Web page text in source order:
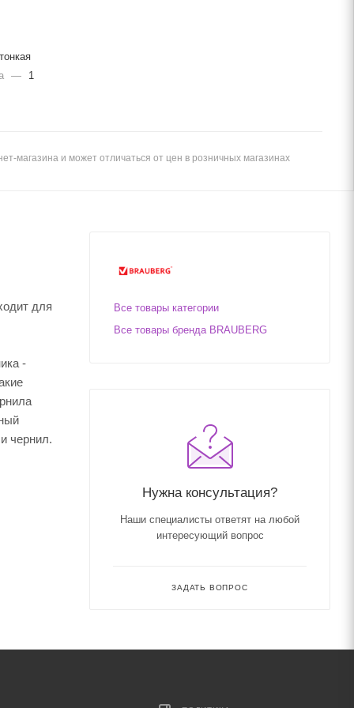
— 1
магазина и может отличаться от цен в розничных магазинах
для
-
чернил.
Все товары категории
Все товары бренда BRAUBERG
Нужна консультация?
Наши специалисты ответят на любой
интересующий вопрос
ЗАДАТЬ ВОПРОС